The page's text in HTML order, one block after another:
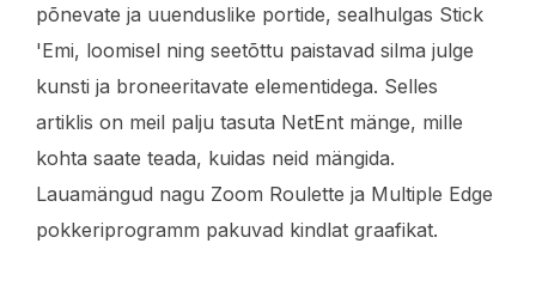
põnevate ja uuenduslike portide, sealhulgas Stick
'Emi, loomisel ning seetõttu paistavad silma julge
kunsti ja broneeritavate elementidega. Selles
artiklis on meil palju tasuta NetEnt mänge, mille
kohta saate teada, kuidas neid mängida.
Lauamängud nagu Zoom Roulette ja Multiple Edge
pokkeriprogramm pakuvad kindlat graafikat.